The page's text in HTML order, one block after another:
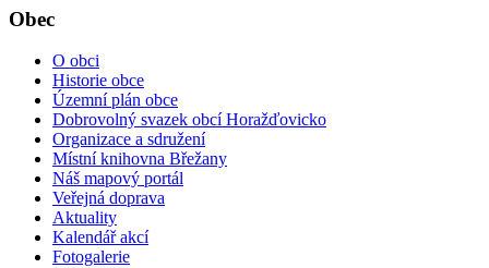
Obec
O obci
Historie obce
Územní plán obce
Dobrovolný svazek obcí Horažďovicko
Organizace a sdružení
Místní knihovna Břežany
Náš mapový portál
Veřejná doprava
Aktuality
Kalendář akcí
Fotogalerie